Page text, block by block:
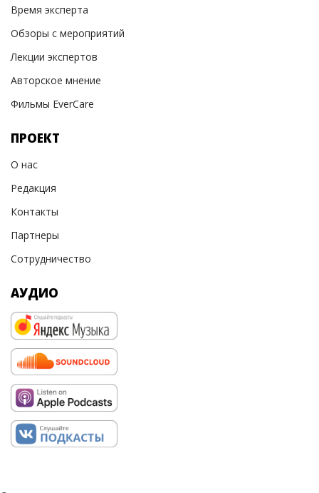
Время эксперта
Обзоры с мероприятий
Лекции экспертов
Авторское мнение
Фильмы EverCare
ПРОЕКТ
О нас
Редакция
Контакты
Партнеры
Сотрудничество
АУДИО